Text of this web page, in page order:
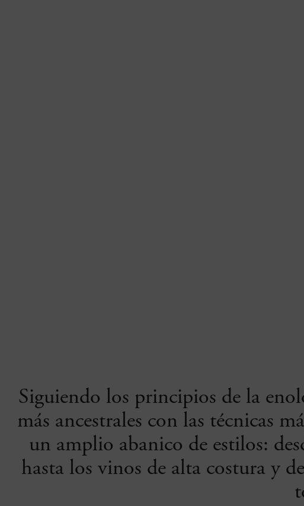
Siguiendo los principios de la
más ancestrales con las técnicas
un amplio abanico de estilos:
hasta los vinos de alta costura y